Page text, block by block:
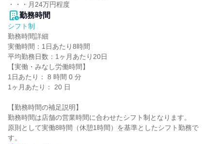
・・・月24万円程度
勤務時間
シフト制
勤務時間詳細
実働時間：1日あたり8時間
平均勤務日数：1ヶ月あたり20日
【実働・みなし労働時間】
1日あたり： 8 時間 0 分
1ヶ月あたり： 20 日
【勤務時間の補足説明】
勤務時間は店舗の営業時間に合わせたシフト制となります。
原則として実働8時間（休憩1時間）を基準としたシフト勤務で
す。